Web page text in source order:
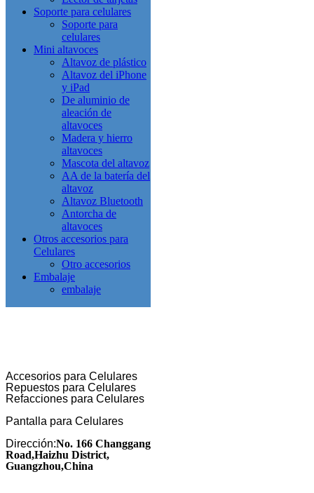
Soporte para celulares
Soporte para
celulares
Mini altavoces
Altavoz de plástico
Altavoz del iPhone
y iPad
De aluminio de
aleación de
altavoces
Madera y hierro
altavoces
Mascota del altavoz
AA de la batería del
altavoz
Altavoz Bluetooth
Antorcha de
altavoces
Otros accesorios para
Celulares
Otro accesorios
Embalaje
embalaje
Accesorios para Celulares
Repuestos para Celulares
Refacciones para Celulares
Pantalla para Celulares
Dirección:No. 166 Changgang
Road,Haizhu District,
Guangzhou,China